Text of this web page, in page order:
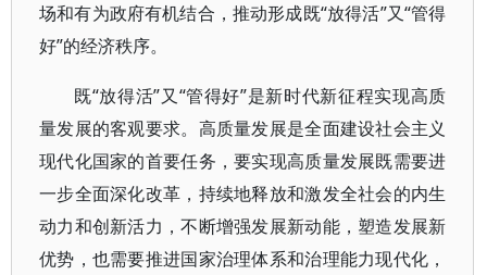
场和有为政府有机结合，推动形成既“放得活”又“管得
好”的经济秩序。
既“放得活”又“管得好”是新时代新征程实现高质
量发展的客观要求。高质量发展是全面建设社会主义
现代化国家的首要任务，要实现高质量发展既需要进
一步全面深化改革，持续地释放和激发全社会的内生
动力和创新活力，不断增强发展新动能，塑造发展新
优势，也需要推进国家治理体系和治理能力现代化，